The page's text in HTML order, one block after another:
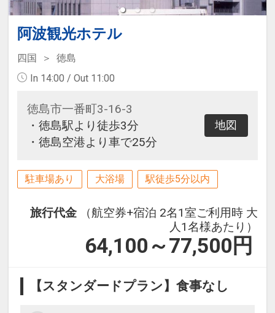
阿波観光ホテル
四国
徳島
In 14:00 / Out 11:00
徳島市一番町3-16-3
・徳島駅より徒歩3分
・徳島空港より車で25分
地図
駐車場あり 大浴場 駅徒歩5分以内
旅行代金
（航空券+宿泊 2名1室ご利用時 大
人1名様あたり）
64,100～77,500 円
【スタンダードプラン】食事なし